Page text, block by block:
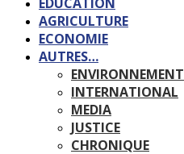
AGRICULTURE
ECONOMIE
AUTRES…
ENVIRONNEMENT
INTERNATIONAL
MEDIA
JUSTICE
CHRONIQUE